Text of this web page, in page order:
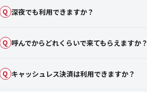
Q 深夜でも利用できますか？
Q 呼んでからどれくらいで来てもらえますか？
Q キャッシュレス決済は利用できますか？